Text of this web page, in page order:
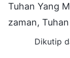
Tuhan Yang
zaman,
Dikutip